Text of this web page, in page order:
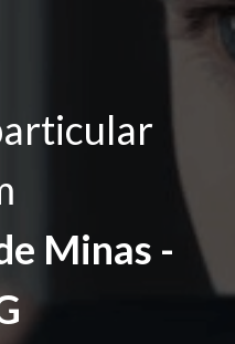
Minas -